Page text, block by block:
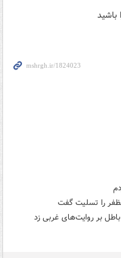
باشید
را تسلیت گفت
بر روایت‌های غربی زد